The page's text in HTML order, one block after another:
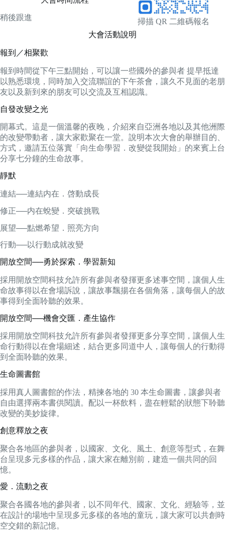
掃描 QR 二維碼報名
稍後跟進
大會活動說明
報到／相聚歡
報到時間從下午三點開始，可以讓一些國外的參與者 提早抵達
以熟悉環境，同時加入交流聯誼的下午茶會，讓久不見面的老朋
友以及新到來的朋友可以交流及互相認識。
自發改變之光
開幕式。這是一個溫馨的夜晚，介紹來自亞洲各地以及其他洲際
的改變帶動者，讓大家歡聚在一堂。說明本次大會的舉辦目的、
方式，邀請五位落實「向生命學習．改變從我開始」的來賓上台
分享七分鐘的生命故事。
靜默
連結──連結内在．啓動成長
修正──内在蛻變．突破挑戰
展望──點燃希望．照亮方向
行動──以行動成就改變
開放空間──勇於探索．學習新知
採用開放空間科技允許所有參與者發揮更多述事空間，讓個人生
命故事得以在會場訴說，讓故事飄揚在各個角落，讓每個人的故
事得到全面聆聽的效果。
開放空間──機會交匯．產生協作
採用開放空間科技允許所有參與者發揮更多分享空間，讓個人生
命行動得以在會場細述，結合更多同道中人，讓每個人的行動得
到全面聆聽的效果。
生命圖書館
採用真人圖書館的作法，精揀各地的 30 本生命圖書，讓參與者
自由選擇兩本書供閱讀。配以一杯飲料，盡在輕鬆的狀態下聆聽
改變的美妙旋律。
創意釋放之夜
聚合各地區的參與者，以國家、文化、風土、創意等型式，在舞
台呈現多元多樣的作品，讓大家在離別前，建造一個共同的回
憶。
愛．流動之夜
聚合各國各地的參與者，以不同年代、國家、文化、經驗等，並
在設計的場地中呈現多元多樣的各地的童玩，讓大家可以共創時
空交錯的新記憶。